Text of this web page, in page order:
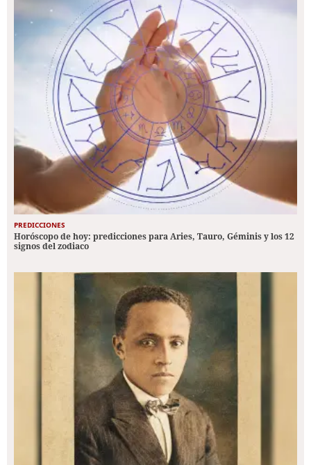
PREDICCIONES
Horóscopo de hoy: predicciones para Aries, Tauro, Géminis y los 12
signos del zodiaco